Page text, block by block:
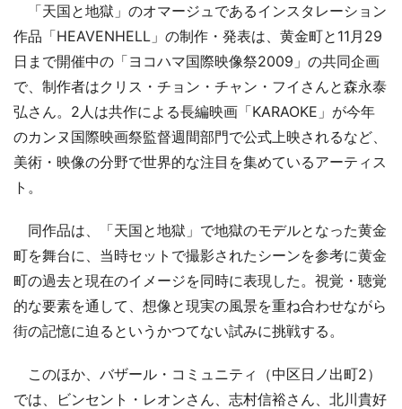
「天国と地獄」のオマージュであるインスタレーション
作品「HEAVENHELL」の制作・発表は、黄金町と11月29
日まで開催中の「ヨコハマ国際映像祭2009」の共同企画
で、制作者はクリス・チョン・チャン・フイさんと森永泰
弘さん。2人は共作による長編映画「KARAOKE」が今年
のカンヌ国際映画祭監督週間部門で公式上映されるなど、
美術・映像の分野で世界的な注目を集めているアーティス
ト。
同作品は、「天国と地獄」で地獄のモデルとなった黄金
町を舞台に、当時セットで撮影されたシーンを参考に黄金
町の過去と現在のイメージを同時に表現した。視覚・聴覚
的な要素を通して、想像と現実の風景を重ね合わせながら
街の記憶に迫るというかつてない試みに挑戦する。
このほか、バザール・コミュニティ（中区日ノ出町2）
では、ビンセント・レオンさん、志村信裕さん、北川貴好